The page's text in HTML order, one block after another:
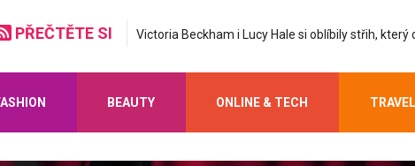
PŘEČTĚTE SI Mastná nerovná se hydratovaná: Korejská
BEAUTY ONLINE & TECH TRAVEL